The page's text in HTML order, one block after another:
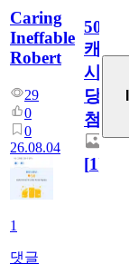
Caring
Ineffable
Robert
29
0
0
26.08.04
1
댓글
50
캐
시
당
첨
[1]